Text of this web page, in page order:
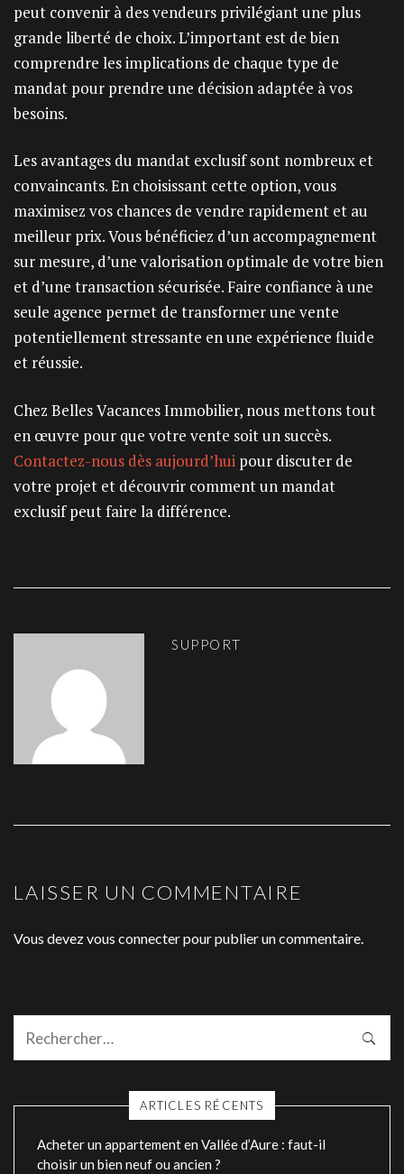
peut convenir à des vendeurs privilégiant une plus
grande liberté de choix. L’important est de bien
comprendre les implications de chaque type de
mandat pour prendre une décision adaptée à vos
besoins.
Les avantages du mandat exclusif sont nombreux et
convaincants. En choisissant cette option, vous
maximisez vos chances de vendre rapidement et au
meilleur prix. Vous bénéficiez d’un accompagnement
sur mesure, d’une valorisation optimale de votre bien
et d’une transaction sécurisée. Faire confiance à une
seule agence permet de transformer une vente
potentiellement stressante en une expérience fluide
et réussie.
Chez Belles Vacances Immobilier, nous mettons tout
en œuvre pour que votre vente soit un succès.
Contactez-nous dès aujourd’hui pour discuter de
votre projet et découvrir comment un mandat
exclusif peut faire la différence.
SUPPORT
LAISSER UN COMMENTAIRE
Vous devezvous connecterpour publier un commentaire.
ARTICLES RÉCENTS
Acheter un appartement en Vallée d’Aure : faut-il
choisir un bien neuf ou ancien ?